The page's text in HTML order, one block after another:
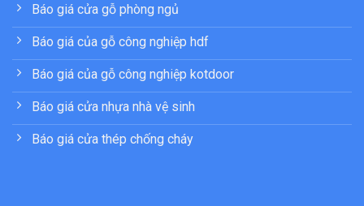
Báo giá cửa gỗ phòng ngủ
Báo giá của gỗ công nghiệp hdf
Báo giá của gỗ công nghiệp kotdoor
Báo giá cửa nhựa nhà vệ sinh
Báo giá cửa thép chống cháy